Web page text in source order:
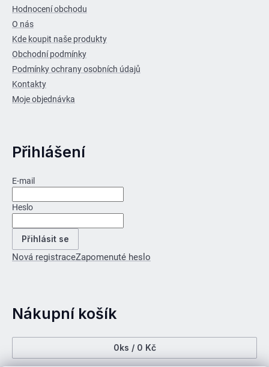
Hodnocení obchodu
O nás
Kde koupit naše produkty
Obchodní podmínky
Podmínky ochrany osobních údajů
Kontakty
Moje objednávka
Přihlášení
E-mail
Heslo
Přihlásit se
Nová registraceZapomenuté heslo
Nákupní košík
0ks / 0 Kč